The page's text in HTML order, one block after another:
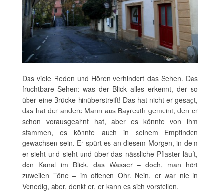
Das viele Reden und Hören verhindert das Sehen. Das
fruchtbare Sehen: was der Blick alles erkennt, der so
über eine Brücke hinüberstreift! Das hat nicht er gesagt,
das hat der andere Mann aus Bayreuth gemeint, den er
schon vorausgeahnt hat, aber es könnte von ihm
stammen, es könnte auch in seinem Empfinden
gewachsen sein. Er spürt es an diesem Morgen, in dem
er sieht und sieht und über das nässliche Pflaster läuft,
den Kanal im Blick, das Wasser – doch, man hört
zuweilen Töne – im offenen Ohr. Nein, er war nie in
Venedig, aber, denkt er, er kann es sich vorstellen.